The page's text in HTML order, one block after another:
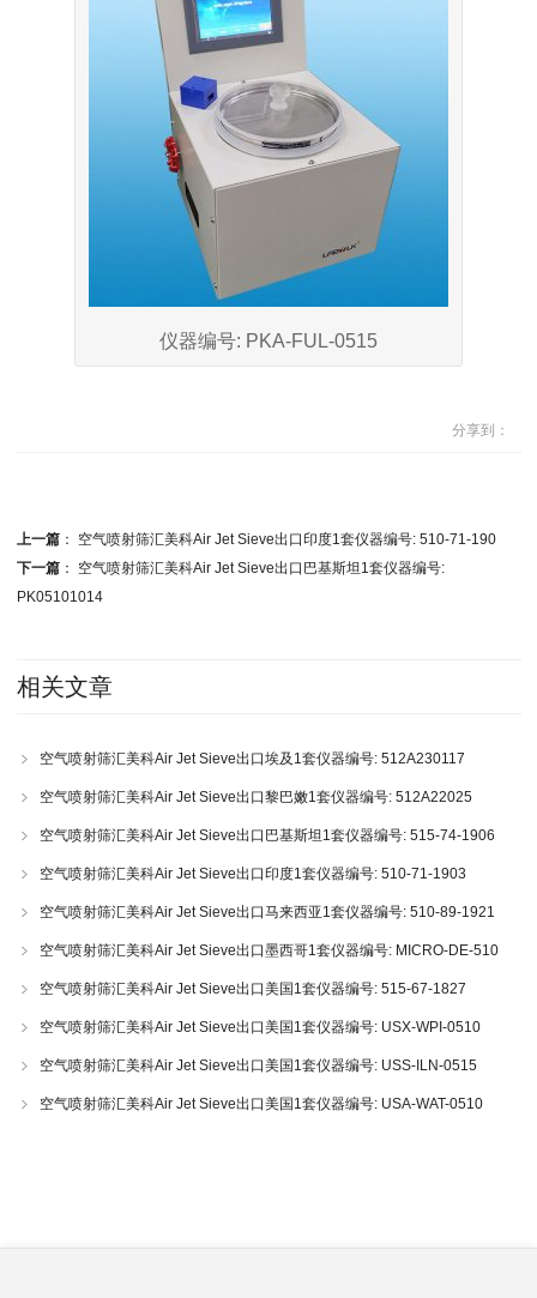
仪器编号: PKA-FUL-0515
分享到：
上一篇：
空气喷射筛汇美科Air Jet Sieve出口印度1套仪器编号: 510-71-190
下一篇：
空气喷射筛汇美科Air Jet Sieve出口巴基斯坦1套仪器编号:
PK05101014
相关文章
空气喷射筛汇美科Air Jet Sieve出口埃及1套仪器编号: 512A230117
空气喷射筛汇美科Air Jet Sieve出口黎巴嫩1套仪器编号: 512A22025
空气喷射筛汇美科Air Jet Sieve出口巴基斯坦1套仪器编号: 515-74-1906
空气喷射筛汇美科Air Jet Sieve出口印度1套仪器编号: 510-71-1903
空气喷射筛汇美科Air Jet Sieve出口马来西亚1套仪器编号: 510-89-1921
空气喷射筛汇美科Air Jet Sieve出口墨西哥1套仪器编号: MICRO-DE-510
空气喷射筛汇美科Air Jet Sieve出口美国1套仪器编号: 515-67-1827
空气喷射筛汇美科Air Jet Sieve出口美国1套仪器编号: USX-WPI-0510
空气喷射筛汇美科Air Jet Sieve出口美国1套仪器编号: USS-ILN-0515
空气喷射筛汇美科Air Jet Sieve出口美国1套仪器编号: USA-WAT-0510